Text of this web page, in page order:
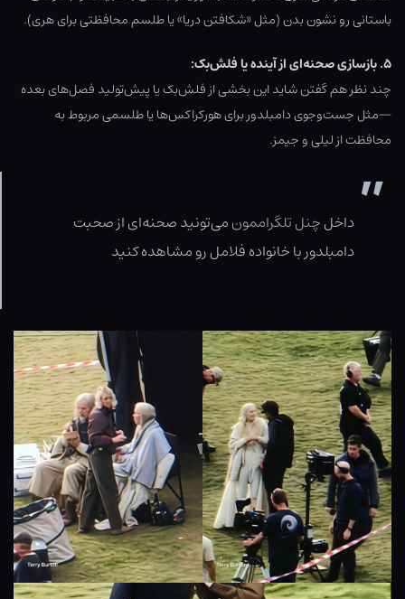
باستانی رو نشون بدن (مثل «شکافتن دریا» یا طلسم محافظتی برای هری).
۵. بازسازی صحنه‌ای از آینده یا فلش‌بک:
چند نظر هم گفتن شاید این بخشی از فلش‌بک یا پیش‌تولید فصل‌های بعده
—مثل جست‌وجوی دامبلدور برای هورکراکس‌ها یا طلسمی مربوط به
محافظت از لیلی و جیمز.
داخلچنل تلگراممونمی‌تونید صحنه‌ای از صحبت
دامبلدور با خانواده فلامل رو مشاهده کنید